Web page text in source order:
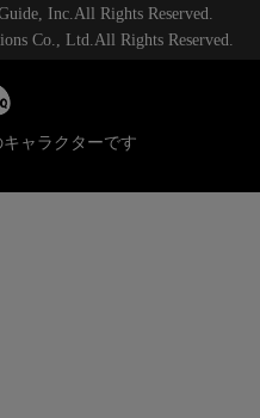
Inc.All Rights Reserved.
Co., Ltd.All Rights Reserved.
ャラクターです